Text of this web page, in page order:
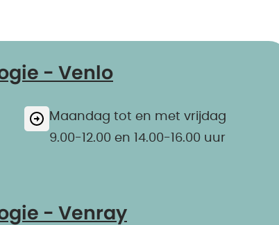
- Venlo
Maandag tot en met vrijdag
9.00-12.00 en 14.00-16.00 uur
- Venray